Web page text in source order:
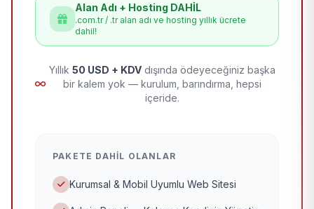
Alan Adı + Hosting DAHİL
.com.tr / .tr alan adı ve hosting yıllık ücrete
dahil!
Yıllık 50 USD + KDV dışında ödeyeceğiniz başka
bir kalem yok — kurulum, barındırma, hepsi
içeride.
PAKETE DAHIL OLANLAR
Kurumsal & Mobil Uyumlu Web Sitesi